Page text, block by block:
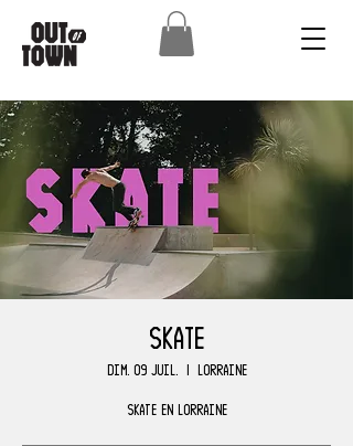
Skate
dim. 09 juil.
  |
Lorraine
Skate en Lorraine